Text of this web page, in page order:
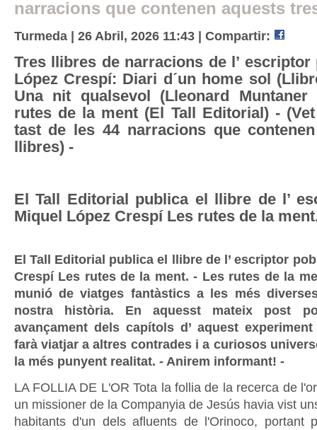
narracions que contenen aquests
Turmeda | 26 Abril, 2026 11:43 | Compartir:
Tres llibres de narracions de l’ escriptor
López Crespí: Diari d´un home sol
Una nit qualsevol (Lleonard
rutes de la ment (El Tall Editorial) -
tast de les 44 narracions que
llibres) -
El Tall Editorial publica el llibre de l’
Miquel López Crespí Les rutes de la
El Tall Editorial publica el llibre de l’ escriptor
Crespí Les rutes de la ment. - Les rutes de la
munió de viatges fantàstics a les més
nostra història. En aquesst mateix post
avançament dels capítols d’ aquest
farà viatjar a altres contrades i a curiosos
la més punyent realitat. - Anirem informant! -
LA FOLLIA DE L'OR Tota la follia de la recerca de
un missioner de la Companyia de Jesús havia vist
habitants d'un dels afluents de l'Orinoco, portant